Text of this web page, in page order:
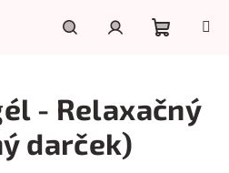
košík
- Relaxačný
darček)